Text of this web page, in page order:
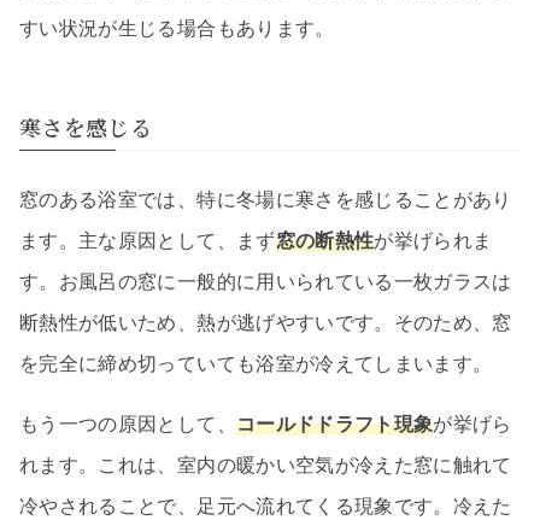
すい状況が生じる場合もあります。
寒さを感じる
窓のある浴室では、特に冬場に寒さを感じることがあり
ます。主な原因として、まず窓の断熱性が挙げられま
す。お風呂の窓に一般的に用いられている一枚ガラスは
断熱性が低いため、熱が逃げやすいです。そのため、窓
を完全に締め切っていても浴室が冷えてしまいます。
もう一つの原因として、 コールドドラフト現象が挙げら
れます。これは、室内の暖かい空気が冷えた窓に触れて
冷やされることで、足元へ流れてくる現象です。冷えた